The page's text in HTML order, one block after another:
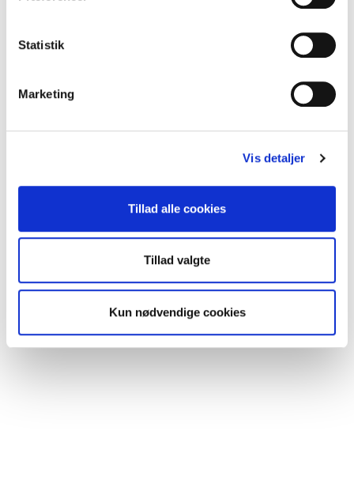
Statistik
Marketing
Vis detaljer
Tillad alle cookies
Tillad valgte
Kun nødvendige cookies